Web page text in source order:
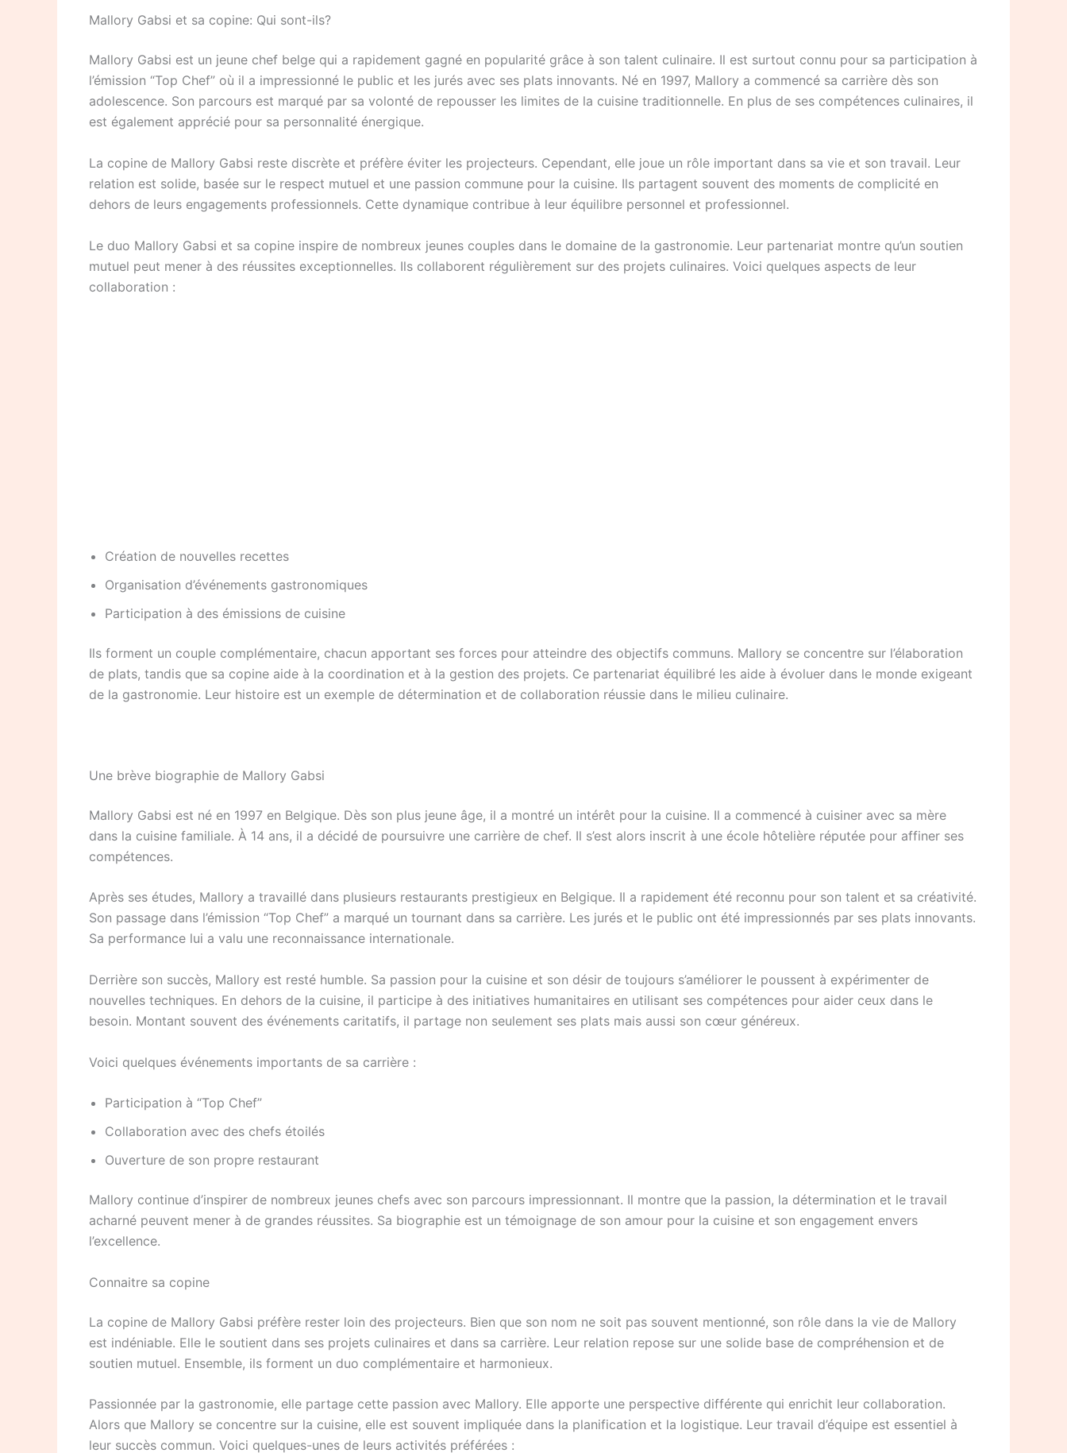
Mallory Gabsi et sa copine: Qui sont-ils?
Mallory Gabsi est un jeune chef belge qui a rapidement gagné en popularité grâce à son talent culinaire. Il est surtout connu pour sa participation à
l’émission “Top Chef” où il a impressionné le public et les jurés avec ses plats innovants. Né en 1997, Mallory a commencé sa carrière dès son
adolescence. Son parcours est marqué par sa volonté de repousser les limites de la cuisine traditionnelle. En plus de ses compétences culinaires, il
est également apprécié pour sa personnalité énergique.
La copine de Mallory Gabsi reste discrète et préfère éviter les projecteurs. Cependant, elle joue un rôle important dans sa vie et son travail. Leur
relation est solide, basée sur le respect mutuel et une passion commune pour la cuisine. Ils partagent souvent des moments de complicité en
dehors de leurs engagements professionnels. Cette dynamique contribue à leur équilibre personnel et professionnel.
Le duo Mallory Gabsi et sa copine inspire de nombreux jeunes couples dans le domaine de la gastronomie. Leur partenariat montre qu’un soutien
mutuel peut mener à des réussites exceptionnelles. Ils collaborent régulièrement sur des projets culinaires. Voici quelques aspects de leur
collaboration :
Création de nouvelles recettes
Organisation d’événements gastronomiques
Participation à des émissions de cuisine
Ils forment un couple complémentaire, chacun apportant ses forces pour atteindre des objectifs communs. Mallory se concentre sur l’élaboration
de plats, tandis que sa copine aide à la coordination et à la gestion des projets. Ce partenariat équilibré les aide à évoluer dans le monde exigeant
de la gastronomie. Leur histoire est un exemple de détermination et de collaboration réussie dans le milieu culinaire.
Une brève biographie de Mallory Gabsi
Mallory Gabsi est né en 1997 en Belgique. Dès son plus jeune âge, il a montré un intérêt pour la cuisine. Il a commencé à cuisiner avec sa mère
dans la cuisine familiale. À 14 ans, il a décidé de poursuivre une carrière de chef. Il s’est alors inscrit à une école hôtelière réputée pour affiner ses
compétences.
Après ses études, Mallory a travaillé dans plusieurs restaurants prestigieux en Belgique. Il a rapidement été reconnu pour son talent et sa créativité.
Son passage dans l’émission “Top Chef” a marqué un tournant dans sa carrière. Les jurés et le public ont été impressionnés par ses plats innovants.
Sa performance lui a valu une reconnaissance internationale.
Derrière son succès, Mallory est resté humble. Sa passion pour la cuisine et son désir de toujours s’améliorer le poussent à expérimenter de
nouvelles techniques. En dehors de la cuisine, il participe à des initiatives humanitaires en utilisant ses compétences pour aider ceux dans le
besoin. Montant souvent des événements caritatifs, il partage non seulement ses plats mais aussi son cœur généreux.
Voici quelques événements importants de sa carrière :
Participation à “Top Chef”
Collaboration avec des chefs étoilés
Ouverture de son propre restaurant
Mallory continue d’inspirer de nombreux jeunes chefs avec son parcours impressionnant. Il montre que la passion, la détermination et le travail
acharné peuvent mener à de grandes réussites. Sa biographie est un témoignage de son amour pour la cuisine et son engagement envers
l’excellence.
Connaitre sa copine
La copine de Mallory Gabsi préfère rester loin des projecteurs. Bien que son nom ne soit pas souvent mentionné, son rôle dans la vie de Mallory
est indéniable. Elle le soutient dans ses projets culinaires et dans sa carrière. Leur relation repose sur une solide base de compréhension et de
soutien mutuel. Ensemble, ils forment un duo complémentaire et harmonieux.
Passionnée par la gastronomie, elle partage cette passion avec Mallory. Elle apporte une perspective différente qui enrichit leur collaboration.
Alors que Mallory se concentre sur la cuisine, elle est souvent impliquée dans la planification et la logistique. Leur travail d’équipe est essentiel à
leur succès commun. Voici quelques-unes de leurs activités préférées :